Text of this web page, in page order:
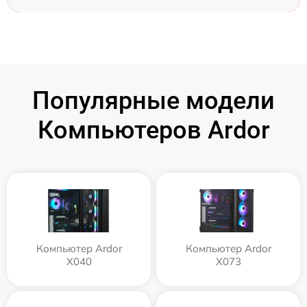
Популярные модели
Компьютеров Ardor
Компьютер Ardor
X040
Компьютер Ardor
X073